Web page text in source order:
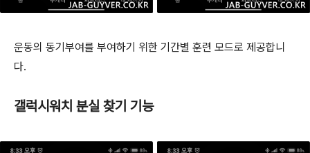
운동의 동기부여를 부여하기 위한 기간별 훈련 모드로 제공합니
다.
갤럭시워치 분실 찾기 기능